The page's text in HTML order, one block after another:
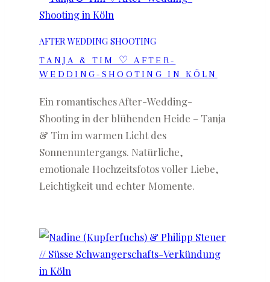
AFTER WEDDING SHOOTING
TANJA & TIM ♡ AFTER-
WEDDING-SHOOTING IN KÖLN
Ein romantisches After-Wedding-
Shooting in der blühenden Heide – Tanja
& Tim im warmen Licht des
Sonnenuntergangs. Natürliche,
emotionale Hochzeitsfotos voller Liebe,
Leichtigkeit und echter Momente.